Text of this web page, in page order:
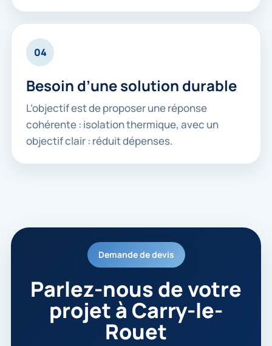
04
Besoin d’une solution durable
L’objectif est de proposer une réponse
cohérente : isolation thermique, avec un
objectif clair : réduit dépenses.
Demande de devis
Parlez-nous de votre
projet à Carry-le-
Rouet